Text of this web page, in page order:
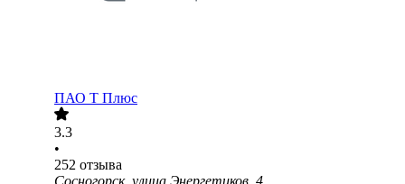
ПАО Т Плюс
3.3
•
252 отзыва